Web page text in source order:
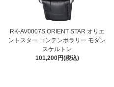
RK-AV0007S ORIENT STAR オリエ
ントスター コンテンポラリー モダン
スケルトン
101,200円(税込)